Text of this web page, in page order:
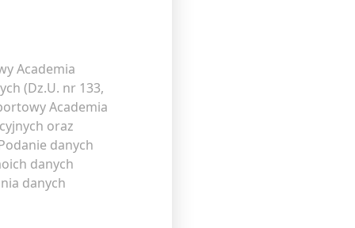
Academia
(Dz.U. nr 133,
Academia
oraz
danych
danych
danych